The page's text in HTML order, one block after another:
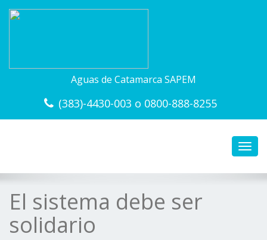
Aguas de Catamarca SAPEM
(383)-4430-003 o 0800-888-8255
El sistema debe ser
solidario